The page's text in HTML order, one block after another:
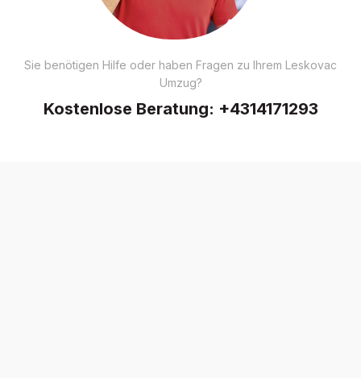
Sie benötigen Hilfe oder haben Fragen zu Ihrem Leskovac
Umzug?
Kostenlose Beratung: +4314171293